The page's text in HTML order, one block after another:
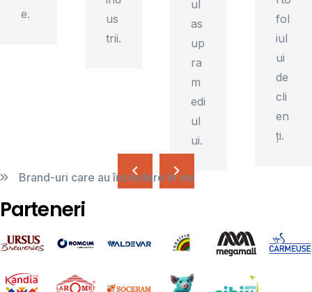
e.
us
trii.
ul
as
up
ra
m
edi
ul
ui.
fol
iul
ui
de
cli
en
ți.
Brand-uri care au încredere în noi
Parteneri